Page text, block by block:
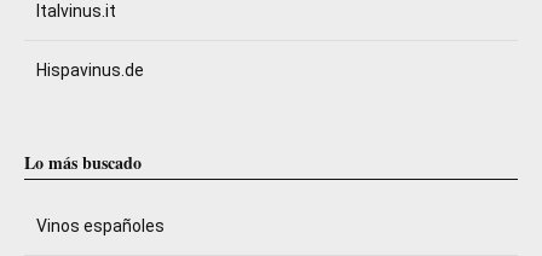
Italvinus.it
Hispavinus.de
Lo más buscado
Vinos españoles